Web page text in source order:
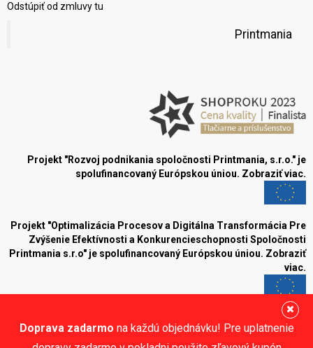
Doprava zadarmo na každú objednávku! Pre uplatnenie
Odstúpiť od zmluvy tu
Printmania
Projekt "Rozvoj podnikania spoločnosti Printmania, s.r.o." je
spolufinancovaný Európskou úniou. Zobraziť viac.
Projekt "Optimalizácia Procesov a Digitálna Transformácia Pre
Zvýšenie Efektívnosti a Konkurencieschopnosti Spoločnosti
Printmania s.r.o" je spolufinancovaný Európskou úniou. Zobraziť
viac.
Blog